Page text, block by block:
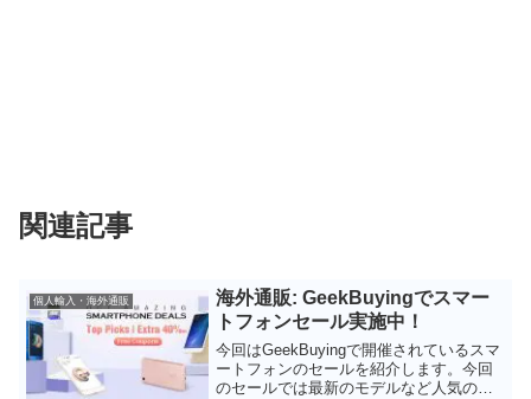
関連記事
個人輸入・海外通販
海外通販: GeekBuyingでスマー
トフォンセール実施中！
今回はGeekBuyingで開催されているスマ
ートフォンのセールを紹介します。今回
のセールでは最新のモデルなど人気のス